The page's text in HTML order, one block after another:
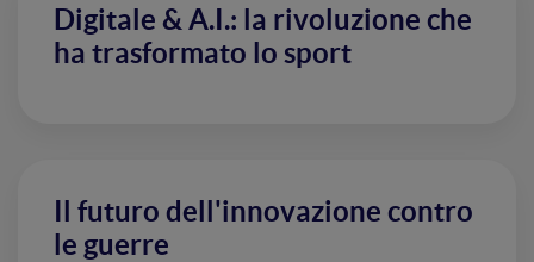
Digitale & A.I.: la rivoluzione che
ha trasformato lo sport
Il futuro dell'innovazione contro
le guerre